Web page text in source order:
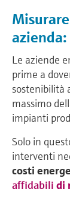
Le aziende
prime a
sostenibilità
massimo
impianti
Solo in
interventi
costi
affidabili di